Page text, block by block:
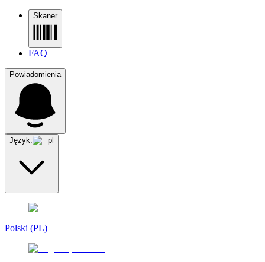
Skaner
FAQ
Powiadomienia
Język: pl
Polski (PL)